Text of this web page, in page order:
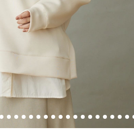
16 17 18 19 20 21 22 23 24 25 26 27 28 29 30 31 32 33